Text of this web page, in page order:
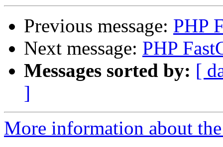
Previous message: PHP
Next message: PHP
Messages sorted by: [
]
More information about